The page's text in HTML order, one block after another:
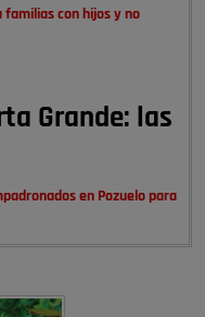
familias con hijos y no
Grande: las
en Pozuelo para
Grande: las